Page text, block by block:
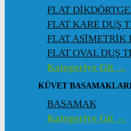
FLAT
FLAT KARE DUŞ
FLAT ASİMETRİK
FLAT OVAL DUŞ
Kategoriye Git →
KÜVET
BASAMAK
Kategoriye Git →